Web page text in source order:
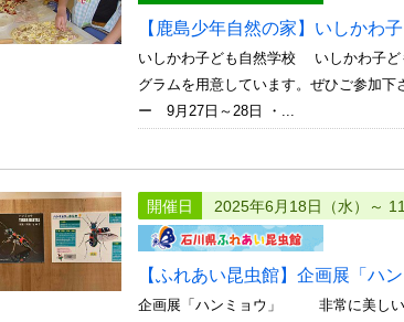
【鹿島少年自然の家】いしかわ
いしかわ子ども自然学校 いしかわ子ど
グラムを用意しています。ぜひご参加
ー 9月27日～28日 ・...
開催日 2025年6月18日（水）～
【ふれあい昆虫館】企画展「ハン
企画展「ハンミョウ」 非常に美しい